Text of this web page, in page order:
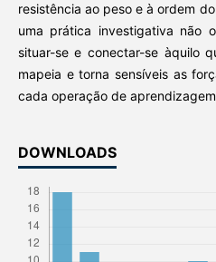
resistência ao peso e à ordem
uma prática investigativa não
situar-se e conectar-se àquilo
mapeia e torna sensíveis as
cada operação de
DOWNLOADS